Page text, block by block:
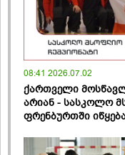
08:41 2026.07.02
ქართველი
არიან - სასკოლო
ფრენბურთში